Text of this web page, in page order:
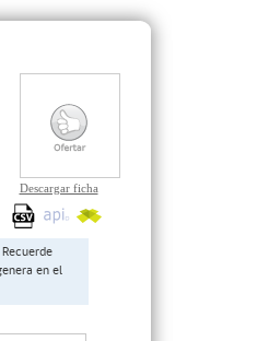
en el
Descargar ficha